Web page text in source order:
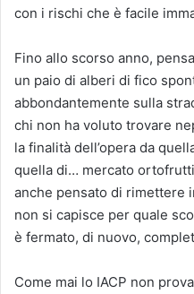
con i rischi che è facile
Fino allo scorso anno,
un paio di alberi di fico
abbondantemente sulla
chi non ha voluto trovare
la finalità dell’opera da
quella di… mercato
anche pensato di rimettere
non si capisce per quale
è fermato, di nuovo,
Come mai lo IACP non